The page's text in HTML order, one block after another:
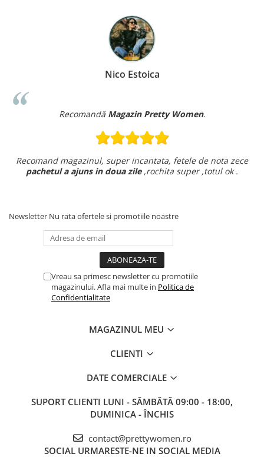
Nico Estoica
Recomandă Magazin Pretty Women.
Recomand magazinul, super incantata, fetele de nota zece
pachetul a ajuns in doua zile,rochita super ,totul ok .
Newsletter Nu rata ofertele si promotiile noastre
Vreau sa primesc newsletter cu promotiile
magazinului. Afla mai multe in Politica de
Confidentialitate
MAGAZINUL MEU
CLIENTI
DATE COMERCIALE
SUPORT CLIENTI LUNI - SÂMBĂTĂ 09:00 - 18:00,
DUMINICA - ÎNCHIS
contact@prettywomen.ro
SOCIAL URMARESTE-NE IN SOCIAL MEDIA